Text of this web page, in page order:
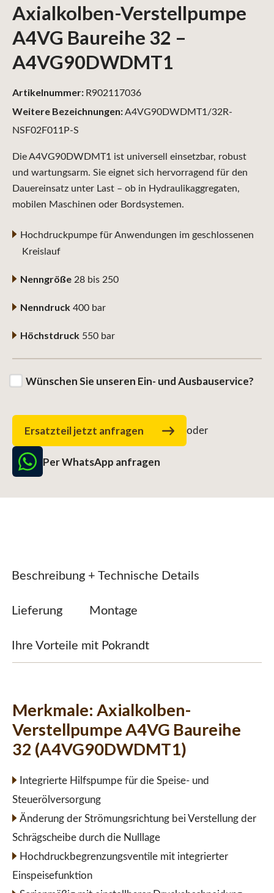
Axialkolben-Verstellpumpe
A4VG Baureihe 32 –
A4VG90DWDMT1
Die A4VG90DWDMT1 ist universell einsetzbar, robust
und wartungsarm. Sie eignet sich hervorragend für den
Dauereinsatz unter Last – ob in Hydraulikaggregaten,
mobilen Maschinen oder Bordsystemen.
Hochdruckpumpe für Anwendungen im geschlossenen
Kreislauf
Nenngröße 28 bis 250
Nenndruck 400 bar
Höchstdruck 550 bar
Wünschen Sie unseren Ein- und Ausbauservice?
Ersatzteil jetzt anfragen oder
Per WhatsApp anfragen
Weitere Bezeichnungen:A4VG90DWDMT1/32R-
NSF02F011P-S
Artikelnummer: R902117036
Beschreibung + Technische Details
Lieferung Montage
Ihre Vorteile mit Pokrandt
Merkmale: Axialkolben-
Verstellpumpe A4VG Baureihe
32 (A4VG90DWDMT1)
Integrierte Hilfspumpe für die Speise- und
Steuerölversorgung
Änderung der Strömungsrichtung bei Verstellung der
Schrägscheibe durch die Nulllage
Hochdruckbegrenzungsventile mit integrierter
Einspeisefunktion